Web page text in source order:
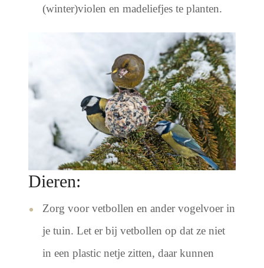
(winter)violen en madeliefjes te planten.
Dieren:
Zorg voor vetbollen en ander vogelvoer in
je tuin. Let er bij vetbollen op dat ze niet
in een plastic netje zitten, daar kunnen